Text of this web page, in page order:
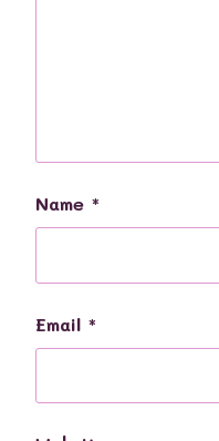
Name *
Email *